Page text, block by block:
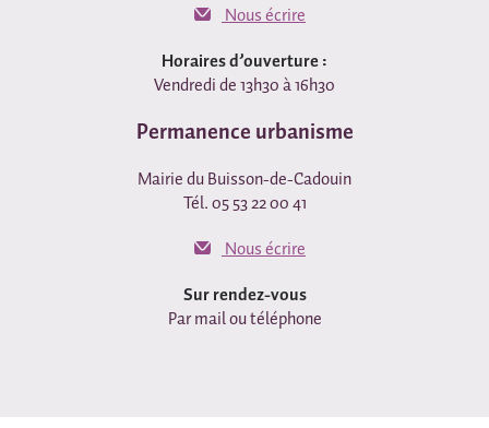
Nous écrire
Horaires d’ouverture :
Vendredi de 13h30 à 16h30
Permanence urbanisme
Mairie du Buisson-de-Cadouin
Tél. 05 53 22 00 41
Nous écrire
Sur rendez-vous
Par mail ou téléphone